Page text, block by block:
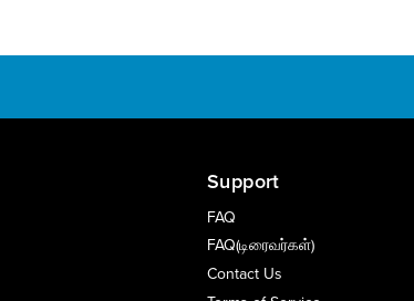
Support
FAQ
FAQ(டிரைவர்கள்)
Contact Us